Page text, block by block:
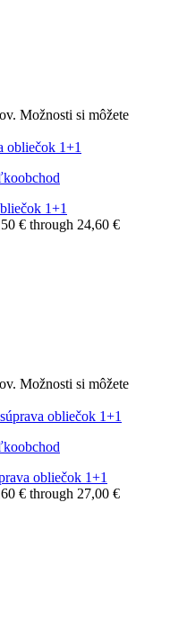
Možnosti si môžete
1+1
€ through 24,60 €
Možnosti si môžete
obliečok 1+1
€ through 27,00 €